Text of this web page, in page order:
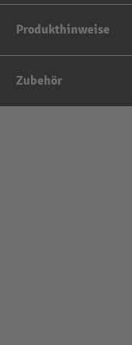
Produkthinweise
Zubehör